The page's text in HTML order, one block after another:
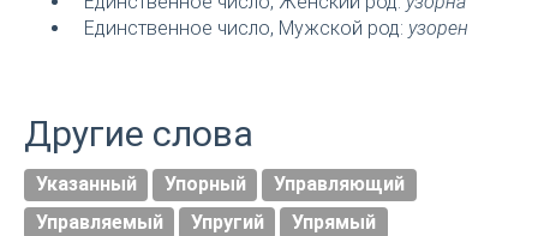
Единственное число, Мужской род: узорен
Другие слова
Указанный Упорный
Управляющий
Управляемый
Упругий
Упрямый